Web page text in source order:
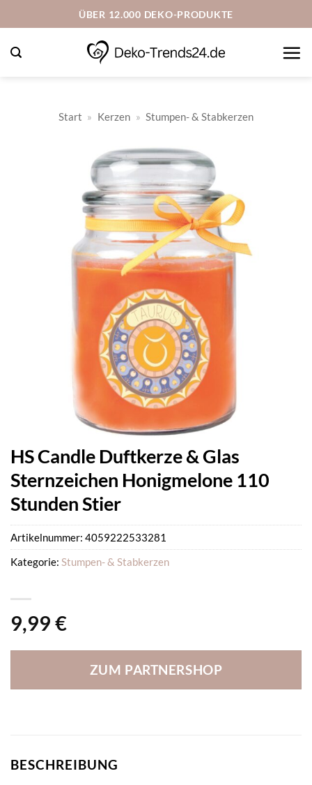
Inhalt
springen
ÜBER 12.000 DEKO-PRODUKTE
Start » Kerzen » Stumpen- & Stabkerzen
HS Candle Duftkerze & Glas
Sternzeichen Honigmelone 110
Stunden Stier
9,99 €
ZUM PARTNERSHOP
Artikelnummer: 4059222533281
Kategorie: Stumpen- & Stabkerzen
BESCHREIBUNG